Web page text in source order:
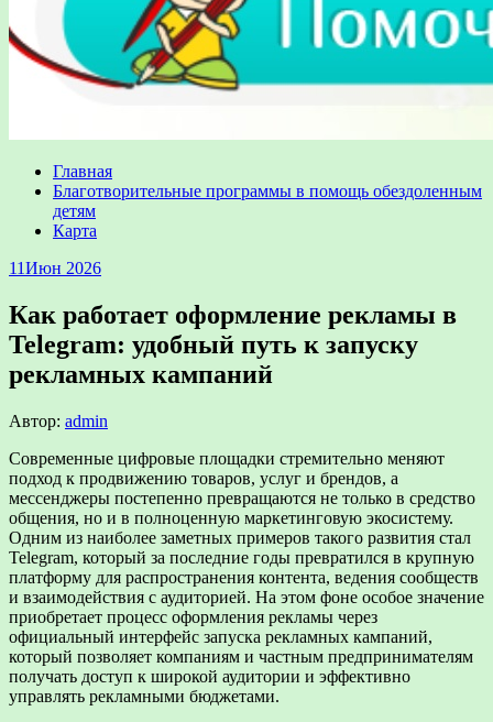
Главная
Благотворительные программы в помощь обездоленным
детям
Карта
11Июн 2026
Как работает оформление рекламы в
Telegram: удобный путь к запуску
рекламных кампаний
Автор: admin
Современные цифровые площадки стремительно меняют
подход к продвижению товаров, услуг и брендов, а
мессенджеры постепенно превращаются не только в средство
общения, но и в полноценную маркетинговую экосистему.
Одним из наиболее заметных примеров такого развития стал
Telegram, который за последние годы превратился в крупную
платформу для распространения контента, ведения сообществ
и взаимодействия с аудиторией. На этом фоне особое значение
приобретает процесс оформления рекламы через
официальный интерфейс запуска рекламных кампаний,
который позволяет компаниям и частным предпринимателям
получать доступ к широкой аудитории и эффективно
управлять рекламными бюджетами.